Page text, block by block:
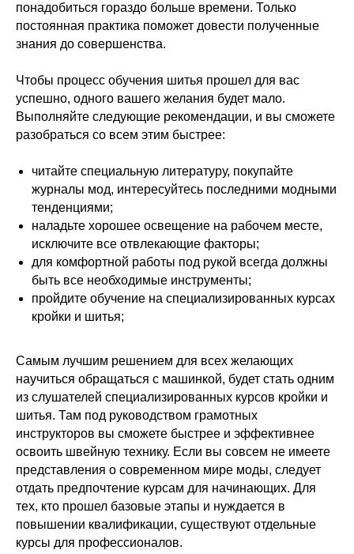
понадобиться гораздо больше времени. Только
постоянная практика поможет довести полученные
знания до совершенства.
Чтобы процесс обучения шитья прошел для вас
успешно, одного вашего желания будет мало.
Выполняйте следующие рекомендации, и вы сможете
разобраться со всем этим быстрее:
читайте специальную литературу, покупайте
журналы мод, интересуйтесь последними модными
тенденциями;
наладьте хорошее освещение на рабочем месте,
исключите все отвлекающие факторы;
для комфортной работы под рукой всегда должны
быть все необходимые инструменты;
пройдите обучение на специализированных курсах
кройки и шитья;
Самым лучшим решением для всех желающих
научиться обращаться с машинкой, будет стать одним
из слушателей специализированных курсов кройки и
шитья. Там под руководством грамотных
инструкторов вы сможете быстрее и эффективнее
освоить швейную технику. Если вы совсем не имеете
представления о современном мире моды, следует
отдать предпочтение курсам для начинающих. Для
тех, кто прошел базовые этапы и нуждается в
повышении квалификации, существуют отдельные
курсы для профессионалов.